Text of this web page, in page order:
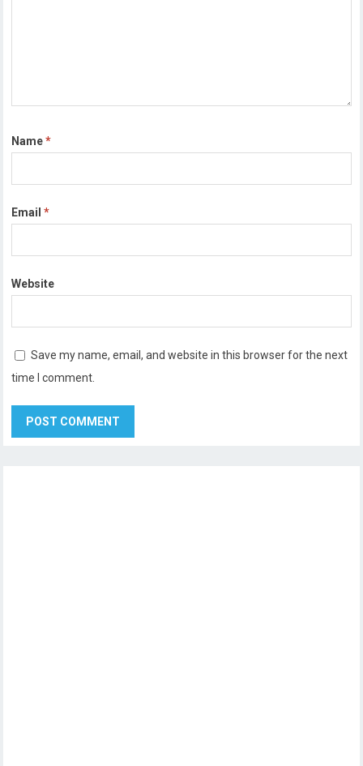
Name*
Email*
Website
Save my name, email, and website in this browser for the next
time I comment.